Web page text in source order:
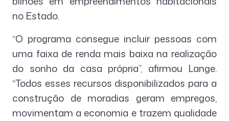
no Estado.
“O programa consegue incluir pessoas com
uma faixa de renda mais baixa na realização
do sonho da casa própria”, afirmou Lange.
“Todos esses recursos disponibilizados para a
construção de moradias geram empregos,
movimentam a economia e trazem qualidade